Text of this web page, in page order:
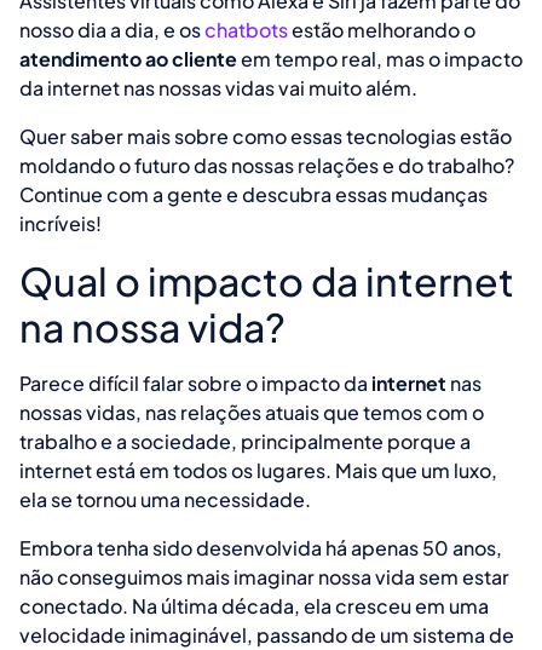
nosso dia a dia, e oschatbotsestão melhorando o
atendimento ao clienteem tempo real, mas o impacto
da internet nas nossas vidas vai muito além.
Quer saber mais sobre como essas tecnologias estão
moldando o futuro das nossas relações e do trabalho?
Continue com a gente e descubra essas mudanças
incríveis!
Qual o impacto da internet
na nossa vida?
Parece difícil falar sobre o impacto da internet nas
nossas vidas, nas relações atuais que temos com o
trabalho e a sociedade, principalmente porque a
internet está em todos os lugares. Mais que um luxo,
ela se tornou uma necessidade.
Embora tenha sido desenvolvida há apenas 50 anos,
não conseguimos mais imaginar nossa vida sem estar
conectado. Na última década, ela cresceu em uma
velocidade inimaginável, passando de um sistema de